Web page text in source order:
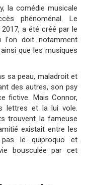
la comédie musicale
phénoménal. Le
a été créé par le
l'on doit notamment
que les musiques
sa peau, maladroit et
des autres, son psy
fictive. Mais Connor,
lettres et la lui vole.
trouvent la fameuse
existait entre les
le quiproquo et
bousculée par cet